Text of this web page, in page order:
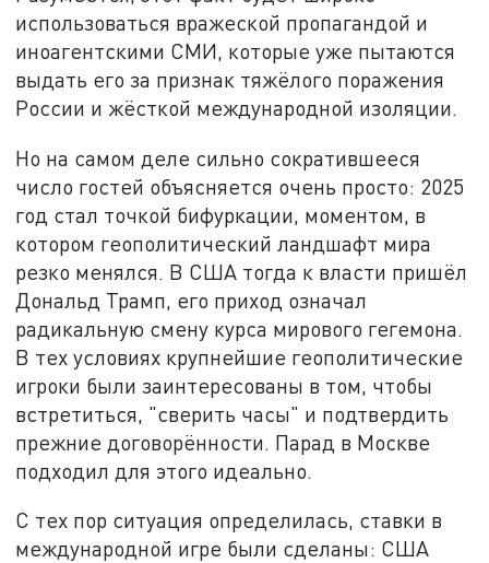
использоваться вражеской пропагандой и
иноагентскими СМИ, которые уже пытаются
выдать его за признак тяжёлого поражения
России и жёсткой международной изоляции.
Но на самом деле сильно сократившееся
число гостей объясняется очень просто: 2025
год стал точкой бифуркации, моментом, в
котором геополитический ландшафт мира
резко менялся. В США тогда к власти пришёл
Дональд Трамп, его приход означал
радикальную смену курса мирового гегемона.
В тех условиях крупнейшие геополитические
игроки были заинтересованы в том, чтобы
встретиться, "сверить часы" и подтвердить
прежние договорённости. Парад в Москве
подходил для этого идеально.
С тех пор ситуация определилась, ставки в
международной игре были сделаны: США